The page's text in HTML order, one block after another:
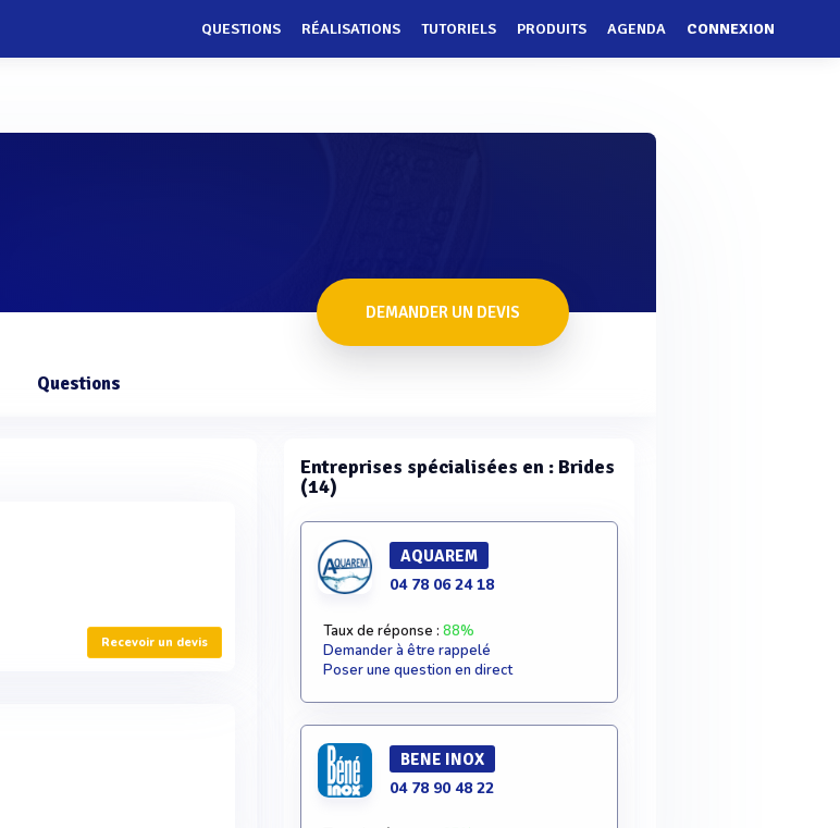
QUESTIONS RÉALISATIONS TUTORIELS PRODUITS AGENDA CONNEXION
DEMANDER UN DEVIS
Questions
Recevoir un devis
Entreprises spécialisées en : Brides
(14)
AQUAREM
04 78 06 24 18
Taux de réponse : 88%
Demander à être rappelé
Poser une question en direct
BENE INOX
04 78 90 48 22